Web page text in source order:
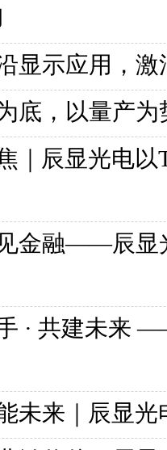
显示应用，
底，以量产
｜辰显光电
金融——辰显
· 共建未来
未来｜辰显